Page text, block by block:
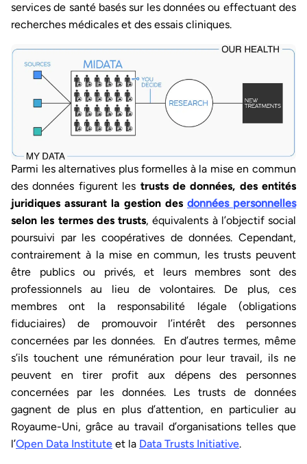
services de santé basés sur les données ou effectuant des
recherches médicales et des essais cliniques.
Parmi les alternatives plus formelles à la mise en commun
des données figurent les trusts de données, des entités
juridiques assurant la gestion des données personnelles
selon les termes des trusts, équivalents à l’objectif social
poursuivi par les coopératives de données. Cependant,
contrairement à la mise en commun, les trusts peuvent
être publics ou privés, et leurs membres sont des
professionnels au lieu de volontaires. De plus, ces
membres ont la responsabilité légale (obligations
fiduciaires) de promouvoir l’intérêt des personnes
concernées par les données. En d’autres termes, même
s’ils touchent une rémunération pour leur travail, ils ne
peuvent en tirer profit aux dépens des personnes
concernées par les données. Les trusts de données
gagnent de plus en plus d’attention, en particulier au
Royaume-Uni, grâce au travail d’organisations telles que
l’Open Data Institute et la Data Trusts Initiative.